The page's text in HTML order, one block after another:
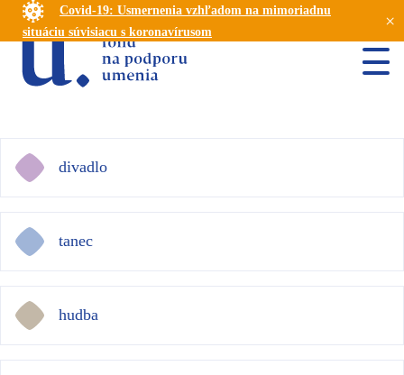
Covid-19: Usmernenia vzhľadom na mimoriadnu
situáciu súvisiacu s koronavírusom
×
divadlo
tanec
hudba